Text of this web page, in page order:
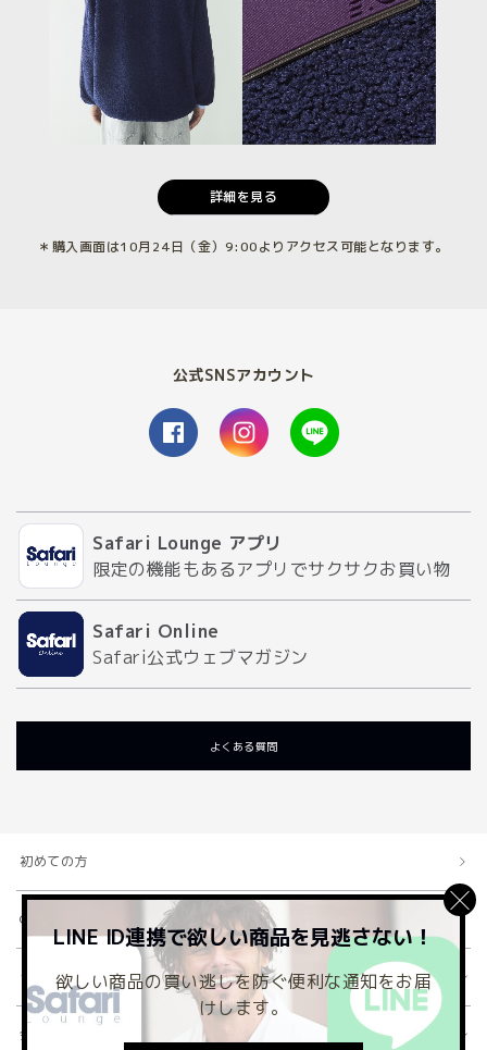
詳細を見る
＊購入画面は10月24日（金）9:00よりアクセス可能となります。
公式SNSアカウント
Safari Lounge アプリ
限定の機能もあるアプリでサクサクお買い物
Safari Online
Safari公式ウェブマガジン
よくある質問
初めての方
Club Safariとは
ショッピングガイド
会社概要・規約
LINE ID連携で欲しい商品を見逃さない！
欲しい商品の買い逃しを防ぐ便利な通知をお届
けします。